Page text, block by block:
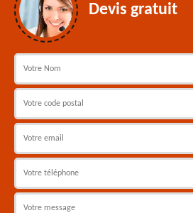
Devis gratuit